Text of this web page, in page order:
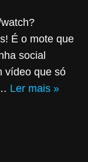
É o mote que
social
vídeo que só
Ler mais »